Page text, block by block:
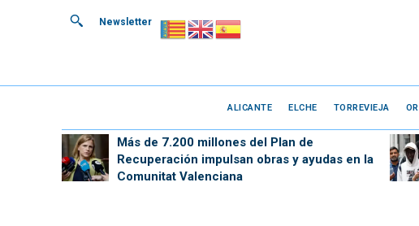
Newsletter
ALICANTE ELCHE TORREVIEJA
Más de 7.200 millones del Plan de
Recuperación impulsan obras y ayudas en la
Comunitat Valenciana